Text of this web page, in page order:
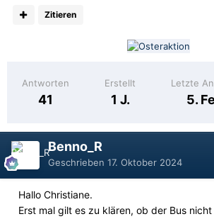
Zitieren
Antworten
41
Erstellt
1 J.
Letzte
5.
Benno_R
Geschrieben 17. Oktober 2024
Hallo Christiane.
Erst mal gilt es zu klären, ob der Bus